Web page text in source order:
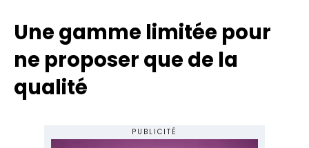
Une gamme limitée pour
ne proposer que de la
qualité
PUBLICITÉ